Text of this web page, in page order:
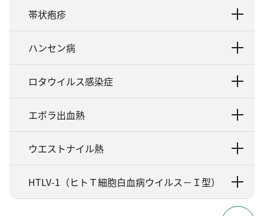
帯状疱疹
ハンセン病
ロタウイルス感染症
エボラ出血熱
ウエストナイル熱
HTLV-1（ヒトＴ細胞白血病ウイルス－Ｉ型）